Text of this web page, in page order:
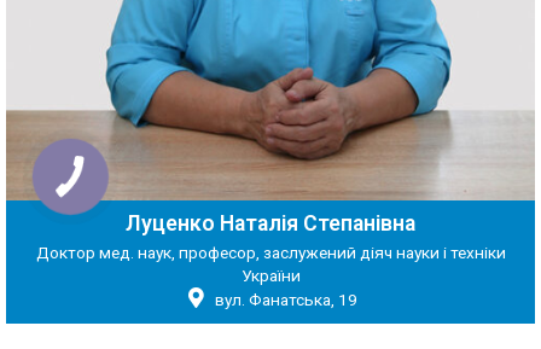
Луценко Наталія Степанівна
Доктор мед. наук, професор, заслужений діяч науки і техніки
України
вул. Фанатська, 19